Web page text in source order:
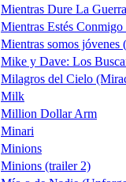
Mientras Dure La Guerra
Mientras Estés
Mientras somos
Mike y Dave: Los
Milagros del Cielo
Milk
Million Dollar Arm
Minari
Minions
Minions (trailer 2)